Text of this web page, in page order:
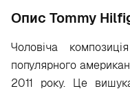
Опис Tommy
Чоловіча
популярного
2011 року. Це